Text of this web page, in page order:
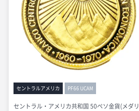
セントラルアメリカ PF66 UCAM
セントラル・アメリカ共和国 50ペソ金貨(メダリ